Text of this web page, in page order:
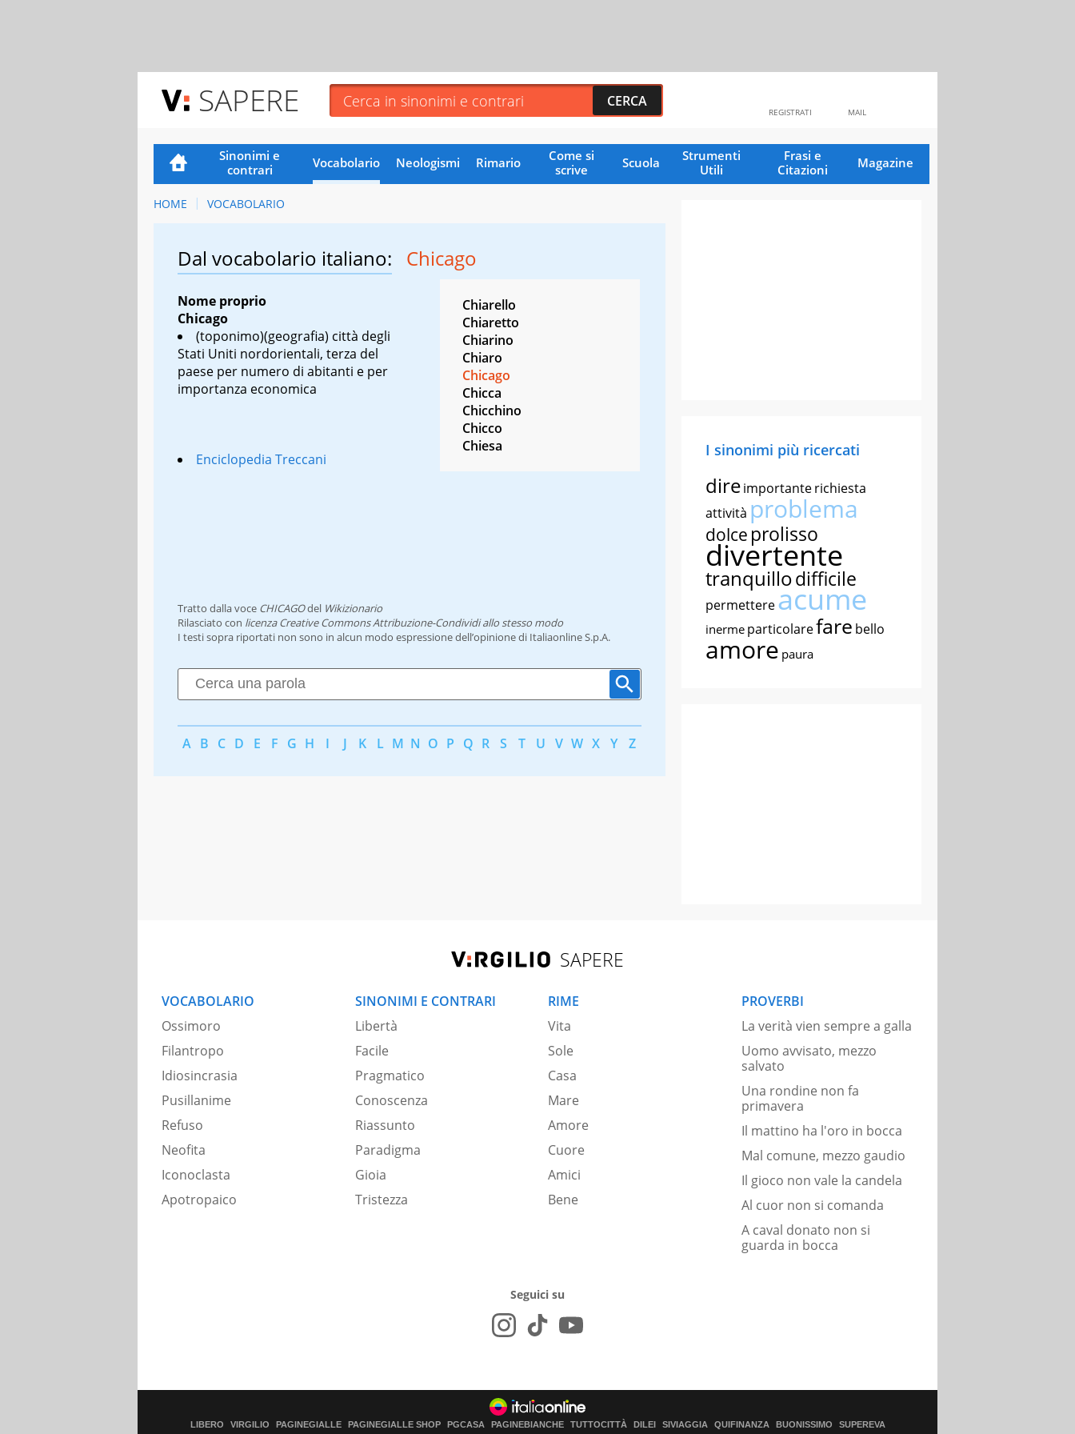
SAPERE MAIL
REGISTRATI
Sinonimi e
contrari
Vocabolario Neologismi Rimario
Come si
scrive
Scuola
Strumenti
Utili
Frasi e
Citazioni
Magazine
HOME VOCABOLARIO
Dal vocabolario italiano: Chicago
Nome proprio
Chicago
(toponimo)(geografia) città degli
Stati Uniti nordorientali, terza del
paese per numero di abitanti e per
importanza economica
Enciclopedia Treccani
Chiarello
Chiaretto
Chiarino
Chiaro
Chicago
Chicca
Chicchino
Chicco
Chiesa
Tratto dalla voce CHICAGOdel Wikizionario
Rilasciato con licenza Creative Commons Attribuzione-Condividi allo stesso modo
I testi sopra riportati non sono in alcun modo espressione dell’opinione di Italiaonline S.p.A.
A B C D E F G H I J K L M N O P Q R S T U V W X Y Z
I sinonimi più ricercati
direimportanterichiesta
attività problema
dolce prolisso
divertente
tranquillodifficile
permettereacume
inerme particolarefare bello
amore paura
SAPERE
VOCABOLARIO
Ossimoro
Filantropo
Idiosincrasia
Pusillanime
Refuso
Neofita
Iconoclasta
Apotropaico
SINONIMI E CONTRARI
Libertà
Facile
Pragmatico
Conoscenza
Riassunto
Paradigma
Gioia
Tristezza
RIME
Vita
Sole
Casa
Mare
Amore
Cuore
Amici
Bene
PROVERBI
La verità vien sempre a galla
Uomo avvisato, mezzo
salvato
Una rondine non fa
primavera
Il mattino ha l'oro in bocca
Mal comune, mezzo gaudio
Il gioco non vale la candela
Al cuor non si comanda
A caval donato non si
guarda in bocca
Seguici su
LIBERO VIRGILIO PAGINEGIALLE PAGINEGIALLE SHOP PGCASA PAGINEBIANCHE TUTTOCITTÀ DILEI SIVIAGGIA QUIFINANZA BUONISSIMO SUPEREVA